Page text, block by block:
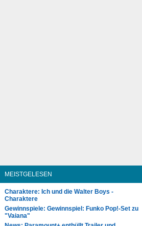
MEISTGELESEN
Charaktere: Ich und die Walter Boys -
Charaktere
Gewinnspiele: Gewinnspiel: Funko Pop!-Set zu
"Vaiana"